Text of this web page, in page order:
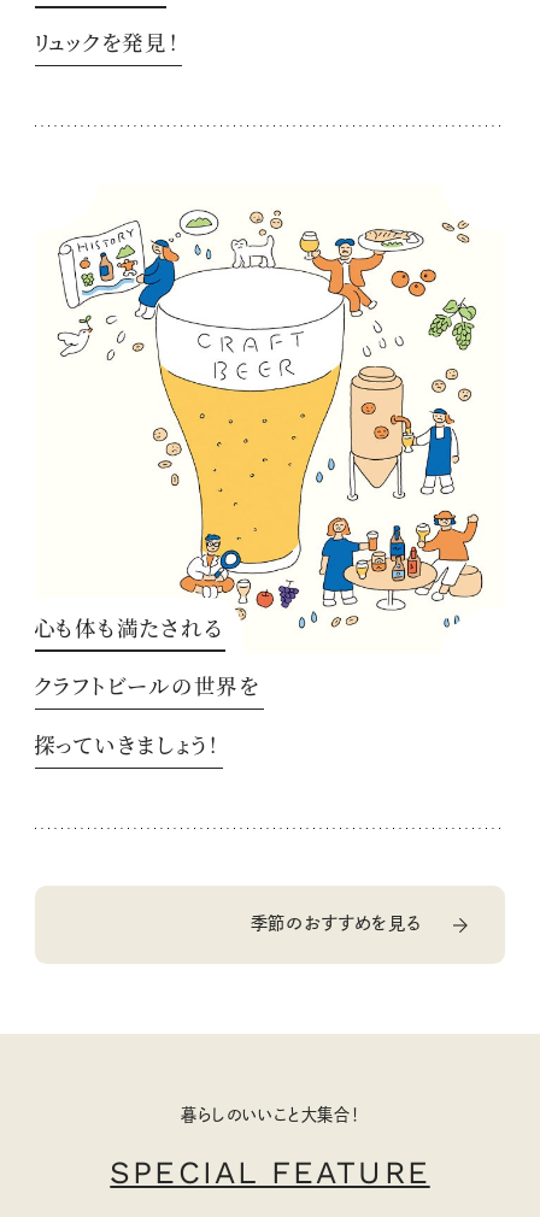
リュックを発見！
心も体も満たされる
クラフトビールの世界を
探っていきましょう！
季節のおすすめを見る
暮らしのいいこと大集合！
SPECIAL FEATURE